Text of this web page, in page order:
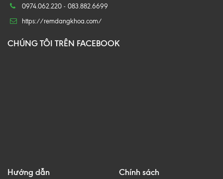
0974.062.220 - 083.882.6699
https://remdangkhoa.com/
CHÚNG TÔI TRÊN FACEBOOK
Hướng dẫn Chính sách